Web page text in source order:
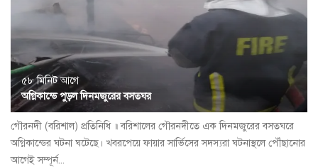
৫৮ মিনিট আগে
অগ্নিকান্ডে পুড়ল দিনমজুরের বসতঘর
গৌরনদী (বরিশাল) প্রতিনিধি ॥ বরিশালের গৌরনদীতে এক দিনমজুরের বসতঘরে
অগ্নিকান্ডের ঘটনা ঘটেছে। খবরপেয়ে ফায়ার সার্ভিসের সদস্যরা ঘটনাস্থলে পৌঁছানোর
আগেই সম্পূর্ন...